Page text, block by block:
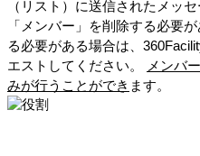
（リスト）に送信されたメッ
「メンバー」を削除する必要
る必要がある場合は、
エストしてください。
メンバ
みが行うことができ ます。